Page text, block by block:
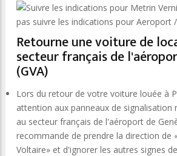
Retourne une voiture de
secteur français de
(GVA)
Lors du retour de votre voiture louée à
attention aux panneaux de signalisation
au secteur français de l'aéroport de
recommande de prendre la direction de
Voltaire» et d'ignorer les autres signes